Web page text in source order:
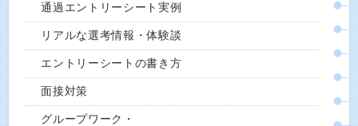
通過エントリーシート実例
リアルな選考情報・体験談
エントリーシートの書き方
面接対策
グループワーク・